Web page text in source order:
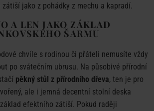
jako z pohádky z mechu a kapradí.
A LEN JAKO ZÁKLAD
ŠARMU
chvíle s rodinou či přáteli nemusíte vždy
po svátečním ubrusu. Na působivé přírodní
pěkný stůl z přírodního dřeva, ten je pro
ale i jemná decentní stolní deska
efektního zátiší. Pokud raději